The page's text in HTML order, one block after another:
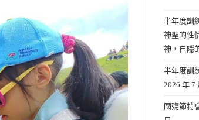
半年度訓
神聖的性
神，自隱
半年度訓
2026 年 7
國殤節特